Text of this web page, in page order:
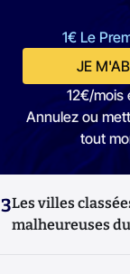
1€ Le
JE
12€/mois
Annulez ou
tout
3Les villes
malheureuses